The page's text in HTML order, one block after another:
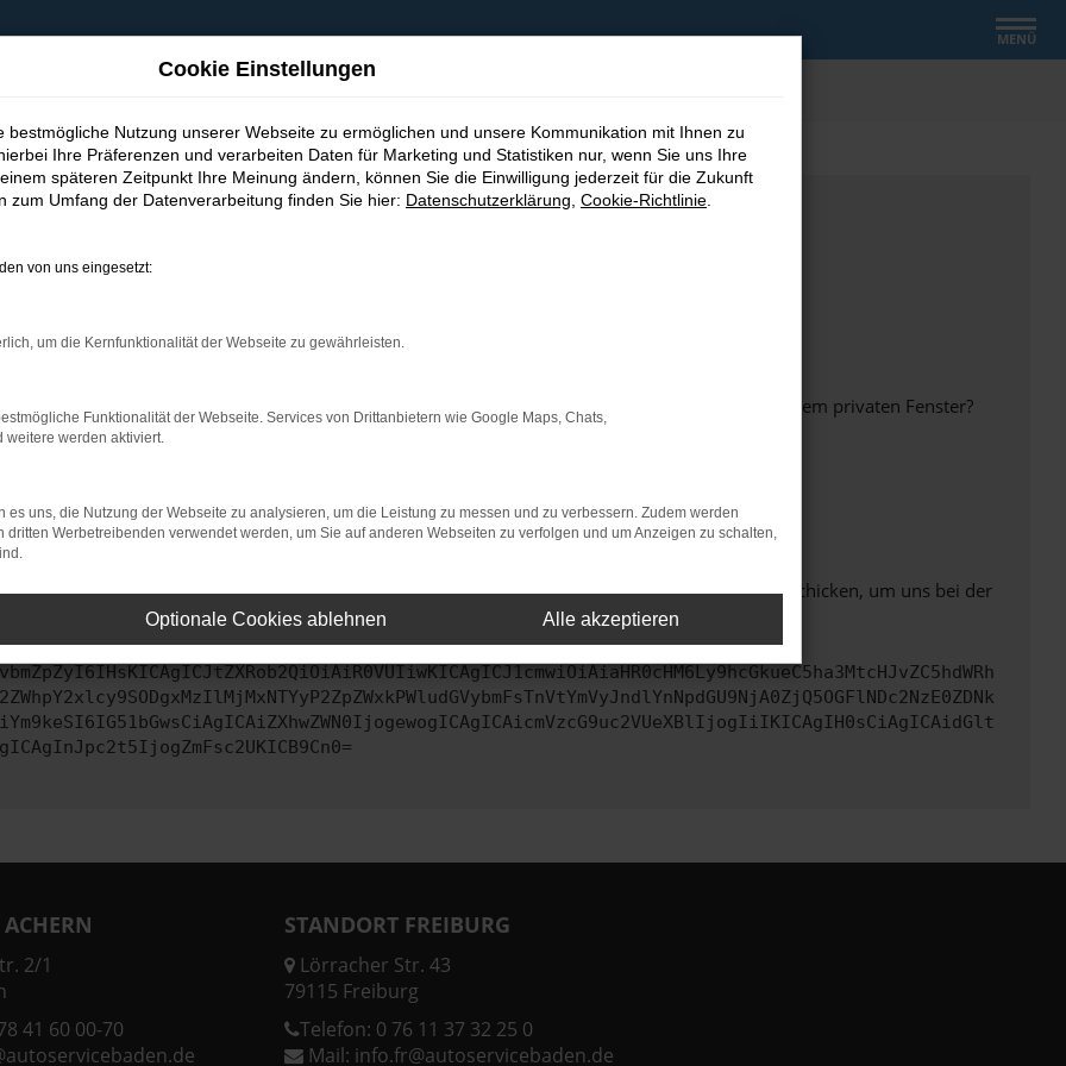
MENÜ
bestimmter Seiten verhindern. Funktioniert die Seite in einem anderen Browser oder in einem privaten Fenster?
beheben.
auf dem neuesten Stand sind.
kann auch dazu führen, dass bestimmte Funktionen nicht mehr unterstützt werden.
uns bitte. Wir werden versuchen, das Problem zu beheben. Du kannst uns diesen Text schicken, um uns bei der
2/1
41 60 00-70
STANDORT FREIBURG
Lörracher Str. 43
79115 Freiburg
Telefon: 0 76 11 37 32 25 0
Mail: info.fr@autoservicebaden.de
Cookie Einstellungen
bestmögliche Nutzung unserer Webseite zu ermöglichen und unsere Kommunikation mit Ihnen zu
Ihre Präferenzen und verarbeiten Daten für Marketing und Statistiken nur, wenn Sie uns Ihre
späteren Zeitpunkt Ihre Meinung ändern, können Sie die Einwilligung jederzeit für die Zukunft
zum Umfang der Datenverarbeitung finden Sie hier: Datenschutzerklärung Cookie-Richtlinie
von uns eingesetzt:
um die Kernfunktionalität der Webseite zu gewährleisten.
Funktionalität der Webseite. Services von Drittanbietern wie Google Maps, Chats,
weitere werden aktiviert.
es uns, die Nutzung der Webseite zu analysieren, um die Leistung zu messen und zu verbessern. Zudem werden
dritten Werbetreibenden verwendet werden, um Sie auf anderen Webseiten zu verfolgen und um Anzeigen zu schalten,
Optionale Cookies ablehnen Alle akzeptieren